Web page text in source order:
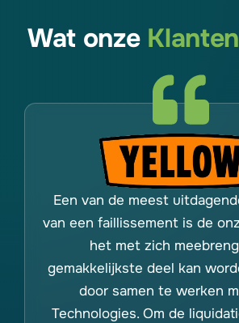
Wat onze
Een van de meest
van een faillissement is de
het met zich
gemakkelijkste deel kan
door samen te werken
Technologies. Om de